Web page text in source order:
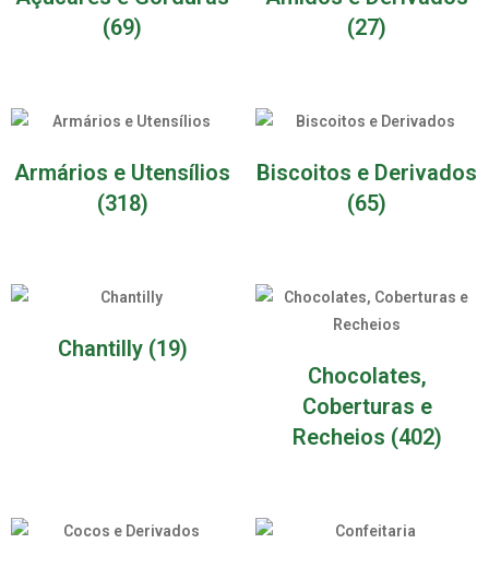
(69)
(27)
Armários e Utensílios
(318)
Biscoitos e Derivados
(65)
Chantilly (19)
Chocolates,
Coberturas e
Recheios (402)